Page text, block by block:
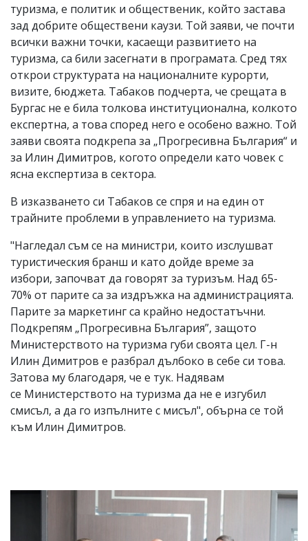
туризма, е политик и общественик, който застава
зад добрите обществени каузи. Той заяви, че почти
всички важни точки, касаещи развитието на
туризма, са били засегнати в програмата. Сред тях
открои структурата на националните курорти,
визите, бюджета. Табаков подчерта, че срещата в
Бургас не е била толкова институционална, колкото
експертна, а това според него е особено важно. Той
заяви своята подкрепа за „Прогресивна България“ и
за Илин Димитров, когото определи като човек с
ясна експертиза в сектора.
В изказването си Табаков се спря и на един от
трайните проблеми в управлението на туризма.
"Нагледал съм се на министри, които изслушват
туристическия бранш и като дойде време за
избори, започват да говорят за туризъм. Над 65-
70% от парите са за издръжка на администрацията.
Парите за маркетинг са крайно недостатъчни.
Подкрепям „Прогресивна България”, защото
Министерството на туризма губи своята цел. Г-н
Илин Димитров е разбрал дълбоко в себе си това.
Затова му благодаря, че е тук. Надявам
се Министерството на туризма да не е изгубил
смисъл, а да го изпълните с мисъл", обърна се той
към Илин Димитров.